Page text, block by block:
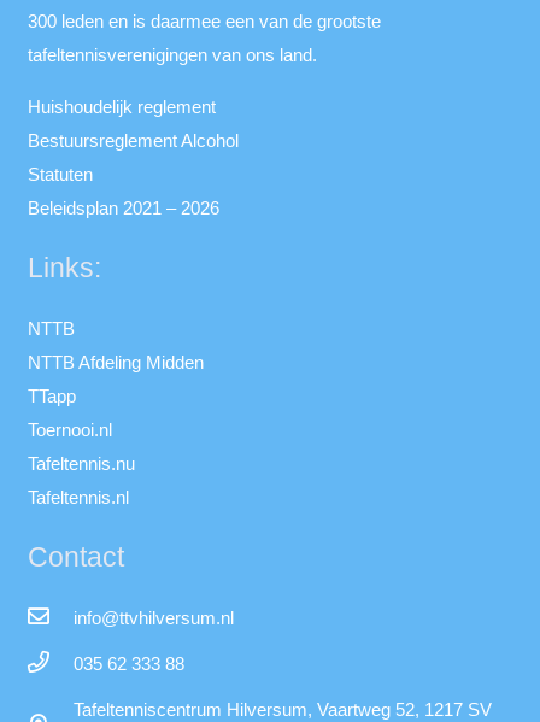
300 leden en is daarmee een van de grootste
tafeltennisverenigingen van ons land.
Huishoudelijk reglement
Bestuursreglement Alcohol
Statuten
Beleidsplan 2021 – 2026
Links:
NTTB
NTTB Afdeling Midden
TTapp
Toernooi.nl
Tafeltennis.nu
Tafeltennis.nl
Contact
info@ttvhilversum.nl
035 62 333 88
Tafeltenniscentrum Hilversum, Vaartweg 52, 1217 SV